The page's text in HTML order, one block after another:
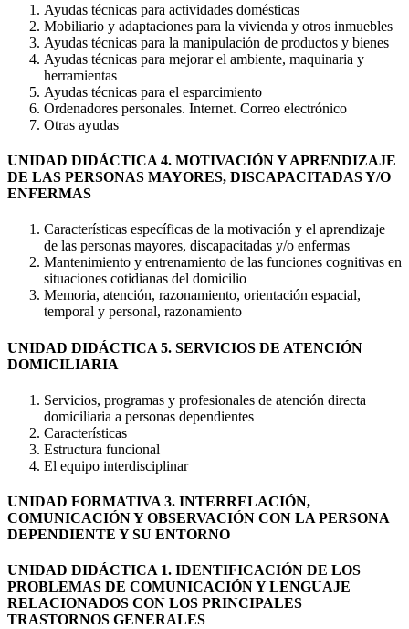
Ayudas técnicas para actividades domésticas
Mobiliario y adaptaciones para la vivienda y otros inmuebles
Ayudas técnicas para la manipulación de productos y bienes
Ayudas técnicas para mejorar el ambiente, maquinaria y
herramientas
Ayudas técnicas para el esparcimiento
Ordenadores personales. Internet. Correo electrónico
Otras ayudas
UNIDAD DIDÁCTICA 4. MOTIVACIÓN Y APRENDIZAJE
DE LAS PERSONAS MAYORES, DISCAPACITADAS Y/O
ENFERMAS
Características específicas de la motivación y el aprendizaje
de las personas mayores, discapacitadas y/o enfermas
Mantenimiento y entrenamiento de las funciones cognitivas en
situaciones cotidianas del domicilio
Memoria, atención, razonamiento, orientación espacial,
temporal y personal, razonamiento
UNIDAD DIDÁCTICA 5. SERVICIOS DE ATENCIÓN
DOMICILIARIA
Servicios, programas y profesionales de atención directa
domiciliaria a personas dependientes
Características
Estructura funcional
El equipo interdisciplinar
UNIDAD FORMATIVA 3. INTERRELACIÓN,
COMUNICACIÓN Y OBSERVACIÓN CON LA PERSONA
DEPENDIENTE Y SU ENTORNO
UNIDAD DIDÁCTICA 1. IDENTIFICACIÓN DE LOS
PROBLEMAS DE COMUNICACIÓN Y LENGUAJE
RELACIONADOS CON LOS PRINCIPALES
TRASTORNOS GENERALES